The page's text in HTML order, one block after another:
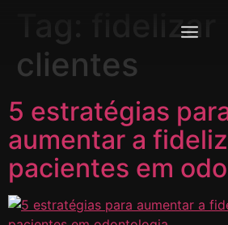
fidelizar
clientes
5 estratégias
aumentar a
pacientes em